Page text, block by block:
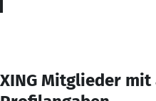
XING Mitglieder